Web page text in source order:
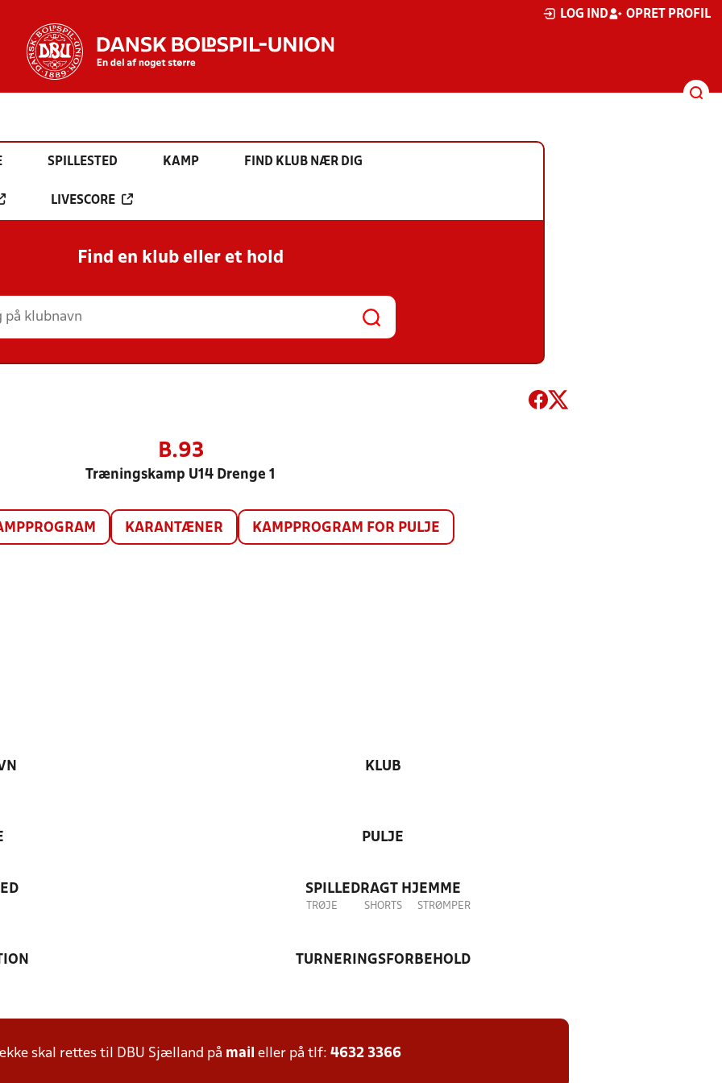
LOG IND OPRET PROFIL
SPILLESTED KAMP FIND KLUB NÆR DIG
LIVESCORE
Find en klub eller et hold
B.93
Træningskamp U14 Drenge 1
KARANTÆNER KAMPPROGRAM FOR PULJE
KLUB
PULJE
SPILLEDRAGT HJEMME
TRØJE SHORTS STRØMPER
TURNERINGSFORBEHOLD
skal rettes til DBU Sjælland på mail eller på tlf: 4632 3366